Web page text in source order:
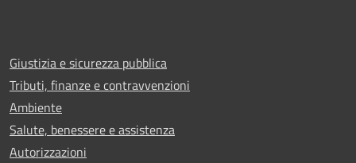
Giustizia e sicurezza pubblica
Tributi, finanze e contravvenzioni
Ambiente
Salute, benessere e assistenza
Autorizzazioni